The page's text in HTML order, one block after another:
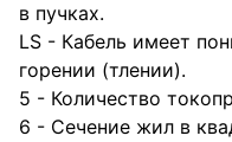
в пучках.
LS - Кабель имеет
горении (тлении).
5 - Количество
6 - Сечение жил в